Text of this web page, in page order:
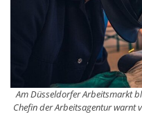
Am Düsseldorfer Arbeitsmarkt
Chefin der Arbeitsagentur warnt